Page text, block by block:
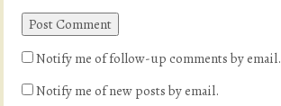
Notify me of follow-up comments by email.
Notify me of new posts by email.